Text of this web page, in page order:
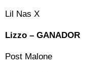
Lil Nas X
Lizzo – GANADOR
Post Malone